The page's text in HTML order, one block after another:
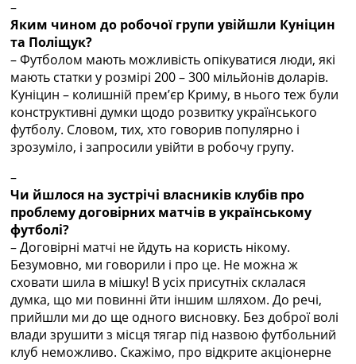
–
Яким чином до робочої групи увійшли Куніцин
та Поліщук?
– Футболом мають можливість опікуватися люди, які
мають статки у розмірі 200 – 300 мільйонів доларів.
Куніцин – колишній прем’єр Криму, в нього теж були
конструктивні думки щодо розвитку українського
футболу. Словом, тих, хто говорив популярно і
зрозуміло, і запросили увійти в робочу групу.
–
Чи йшлося на зустрічі власників клубів про
проблему договірних матчів в українському
футболі?
– Договірні матчі не йдуть на користь нікому.
Безумовно, ми говорили і про це. Не можна ж
сховати шила в мішку! В усіх присутніх склалася
думка, що ми повинні йти іншим шляхом. До речі,
прийшли ми до ще одного висновку. Без доброї волі
влади зрушити з місця тягар під назвою футбольний
клуб неможливо. Скажімо, про відкрите акціонерне